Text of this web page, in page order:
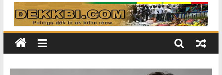
Sénégal…comment le Sénégal est
passé de 3 milliards à 37 millions
de dollars
61e Grand Prix du chef de l’Etat : Ce
TAS dénonce la duplicité de la